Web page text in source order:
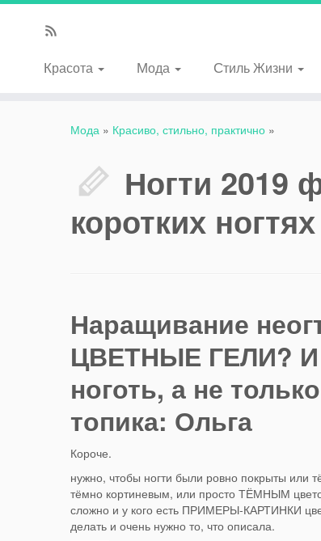
Красота Мода Стиль Жизни
Мода » Красиво, стильно, практично »
Ногти 2019
коротких ногтях
Наращивание
ЦВЕТНЫЕ ГЕЛИ? И
ноготь, а не
топика: Ольга
Короче.
нужно, чтобы ногти были ровно покрыты или
тёмно кортиневым, или просто ТЁМНЫМ
сложно и у кого есть ПРИМЕРЫ-КАРТИНКИ
делать и очень нужно то, что описала.